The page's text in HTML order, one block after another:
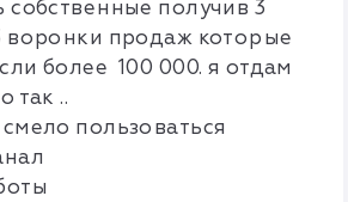
собственные получив 3
воронки продаж которые
более 100 000. я отдам
так ..
пользоваться